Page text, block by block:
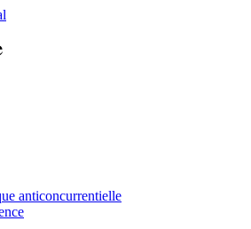
anticoncurrentielle